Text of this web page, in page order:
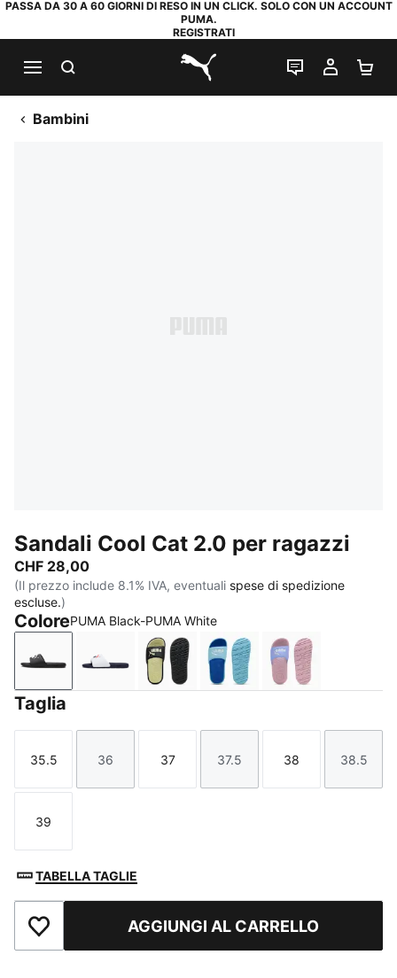
PASSA DA 30 A 60 GIORNI DI RESO IN UN CLICK. SOLO CON UN ACCOUNT
PUMA.
REGISTRATI
PUMA.com
CHAT IL MIO
Bambini
Sandali Cool Cat 2.0 per ragazzi
CHF 28,00
(Il prezzo include 8.1% IVA, eventuali spese di spedizione
escluse.)
ColorePUMA Black-PUMA White
PUMA Black-PUMA White
PUMA White-PUMA Navy-For All Time Red
PUMA Black-Apple Spritz
Vibrant Blue-PUMA
Intense
Taglia
Taglia
35.5
Taglia
36
Taglia
37
Taglia
37.5
Taglia
38
Taglia
38.5
Taglia
39
TABELLA TAGLIE
Aggiungi ai PreferitiAGGIUNGI AL CARRELLO